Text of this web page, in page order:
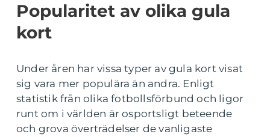
Popularitet av olika gula
kort
Under åren har vissa typer av gula kort visat
sig vara mer populära än andra. Enligt
statistik från olika fotbollsförbund och ligor
runt om i världen är osportsligt beteende
och grova överträdelser de vanligaste